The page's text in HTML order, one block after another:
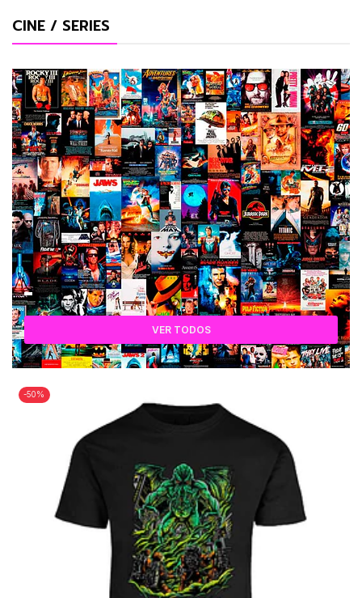
CINE / SERIES
VER TODOS
-50%